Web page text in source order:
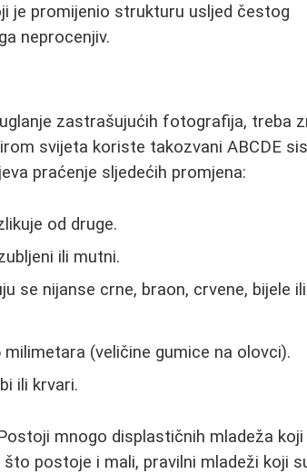
je promijenio strukturu usljed čestog
neprocenjiv.
zastrašujućih fotografija, treba
svijeta koriste takozvani ABCDE
praćenje sljedećih promjena:
od druge.
ili mutni.
se nijanse crne, braon, crvene, bijele ili
(veličine gumice na olovci).
ili krvari.
mnogo displastičnih mladeža koji
postoje i mali, pravilni mladeži koji